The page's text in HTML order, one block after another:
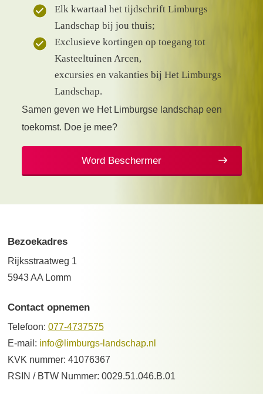
Elk kwartaal het tijdschrift Limburgs
Landschap bij jou thuis;
Exclusieve kortingen op toegang tot
Kasteeltuinen Arcen,
excursies en vakanties bij Het Limburgs
Landschap.
Samen geven we Het Limburgse landschap een
toekomst. Doe je mee?
Word Beschermer
Bezoekadres
Rijksstraatweg 1
5943 AA Lomm
Contact opnemen
Telefoon: 077-4737575
E-mail: info@limburgs-landschap.nl
KVK nummer: 41076367
RSIN / BTW Nummer: 0029.51.046.B.01